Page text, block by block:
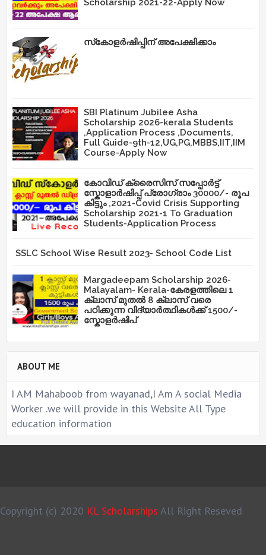
Scholarship 2021-22-Apply Now
സ്‌കോളർഷിപ്പിന് അപേക്ഷിക്കാം
SBI Platinum Jubilee Asha
Scholarship 2026-kerala Students
,Application Process ,Documents,
Full Guide-9th-12,UG,PG,MBBS,IIT,IIM
Course-Apply Now
കോവിഡ് ക്രൈസിസ് സപ്പോർട്ട്
സ്കോളാർഷിപ്പ് പ്രോഗ്രാം 30000/- രൂപ
കിട്ടും ,2021-Covid Crisis Supporting
Scholarship 2021-1 To Graduation
Students-Application Process
SSLC School Wise Result 2023- School Code List
Margadeepam Scholarship 2026-
Malayalam- Kerala-കേരളത്തിലെ 1
ക്ലാസ് മുതൽ 8 ക്ലാസ് വരെ
പഠിക്കുന്ന വിദ്യാർത്ഥികൾക്ക് 1500/-
സ്കോളർഷിപ്
ABOUT ME
I AM Mahaboob from wayanad,I Am A social Media
Worker .we will provide in this Website All Type
education information
Copyright (c) 2020 KL Scholarships All Right Reseved